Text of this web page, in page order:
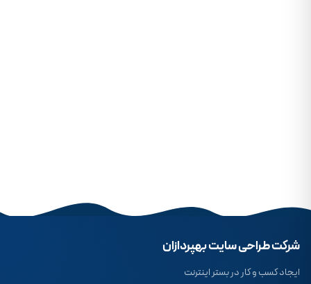
شرکت طراحی سایت بهپردازان
ایجاد کسب و کار در بستر اینترنت